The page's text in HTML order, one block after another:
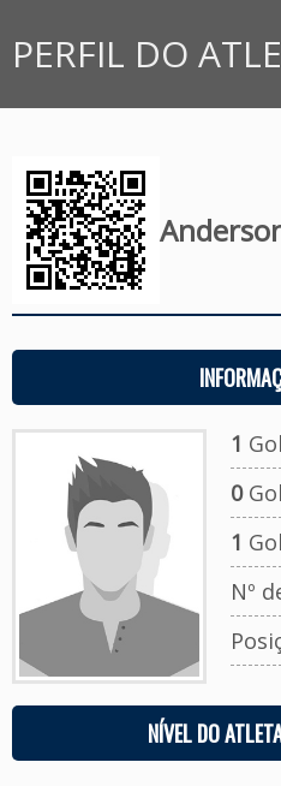
PERFIL DO
1
0
1
Nº
NÍVEL DO